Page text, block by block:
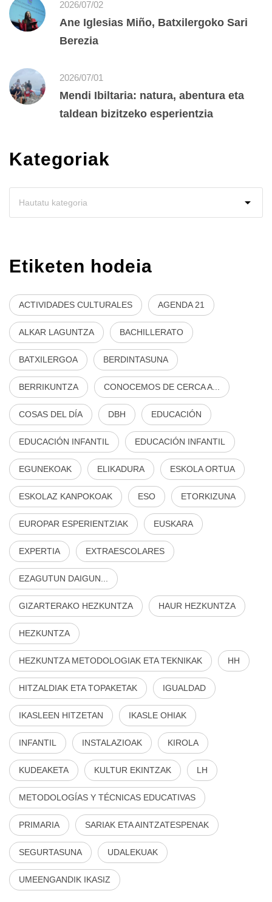
2026/07/02
Ane Iglesias Miño, Batxilergoko Sari
Berezia
2026/07/01
Mendi Ibiltaria: natura, abentura eta
taldean bizitzeko esperientzia
Kategoriak
Etiketen hodeia
ACTIVIDADES CULTURALES AGENDA 21
ALKAR LAGUNTZA BACHILLERATO
BATXILERGOA BERDINTASUNA
BERRIKUNTZA CONOCEMOS DE CERCA A...
COSAS DEL DÍA DBH EDUCACIÓN
EDUCACIÓN INFANTIL EDUCACIÓN INFANTIL
EGUNEKOAK ELIKADURA ESKOLA ORTUA
ESKOLAZ KANPOKOAK ESO ETORKIZUNA
EUROPAR ESPERIENTZIAK EUSKARA
EXPERTIA EXTRAESCOLARES
EZAGUTUN DAIGUN...
GIZARTERAKO HEZKUNTZA HAUR HEZKUNTZA
HEZKUNTZA
HEZKUNTZA METODOLOGIAK ETA TEKNIKAK HH
HITZALDIAK ETA TOPAKETAK IGUALDAD
IKASLEEN HITZETAN IKASLE OHIAK
INFANTIL INSTALAZIOAK KIROLA
KUDEAKETA KULTUR EKINTZAK LH
METODOLOGÍAS Y TÉCNICAS EDUCATIVAS
PRIMARIA SARIAK ETA AINTZATESPENAK
SEGURTASUNA UDALEKUAK
UMEENGANDIK IKASIZ